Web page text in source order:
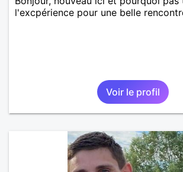
l'excpérience pour une belle
Voir le profil